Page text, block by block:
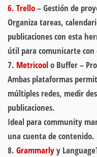
6. Trello– Gestión de
Organiza tareas,
publicaciones con esta
útil para comunicarte con
7. Metricoolo Buffer –
Ambas plataformas
múltiples redes, medir
publicaciones.
Ideal para community
una cuenta de contenido.
8. Grammarlyy